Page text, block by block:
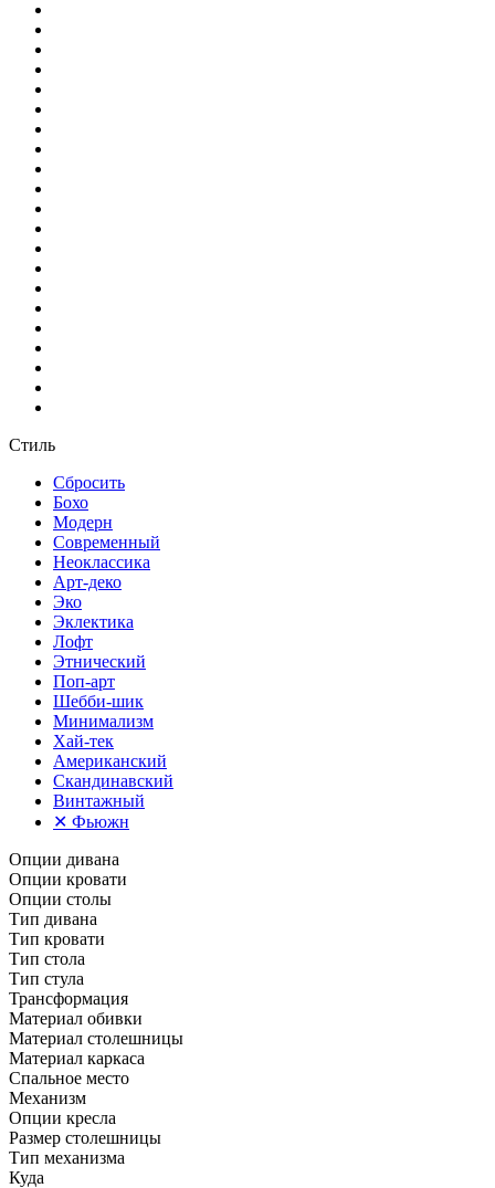
Стиль
Сбросить
Бохо
Модерн
Современный
Неоклассика
Арт-деко
Эко
Эклектика
Лофт
Этнический
Поп-арт
Шебби-шик
Минимализм
Хай-тек
Американский
Скандинавский
Винтажный
✕ Фьюжн
Опции дивана
Опции кровати
Опции столы
Тип дивана
Тип кровати
Тип стола
Тип стула
Трансформация
Материал обивки
Материал столешницы
Материал каркаса
Спальное место
Механизм
Опции кресла
Размер столешницы
Тип механизма
Куда